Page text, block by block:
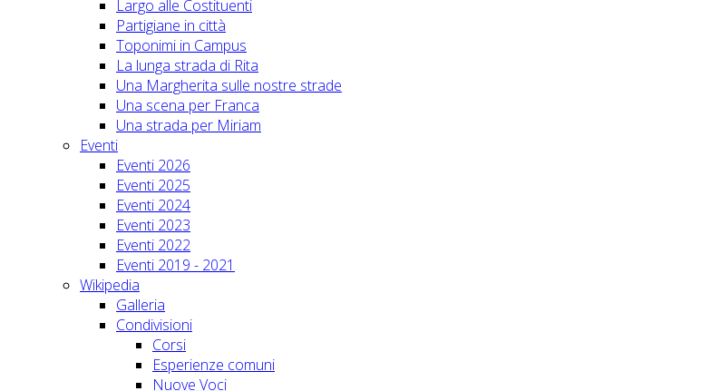
Largo alle Costituenti
Partigiane in città
Toponimi in Campus
La lunga strada di Rita
Una Margherita sulle nostre strade
Una scena per Franca
Una strada per Miriam
Eventi
Eventi 2026
Eventi 2025
Eventi 2024
Eventi 2023
Eventi 2022
Eventi 2019 - 2021
Wikipedia
Galleria
Condivisioni
Corsi
Esperienze comuni
Nuove Voci